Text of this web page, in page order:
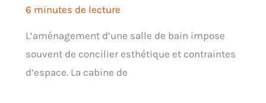
6 minutes de lecture
L’aménagement d’une salle de bain impose
souvent de concilier esthétique et contraintes
d’espace. La cabine de